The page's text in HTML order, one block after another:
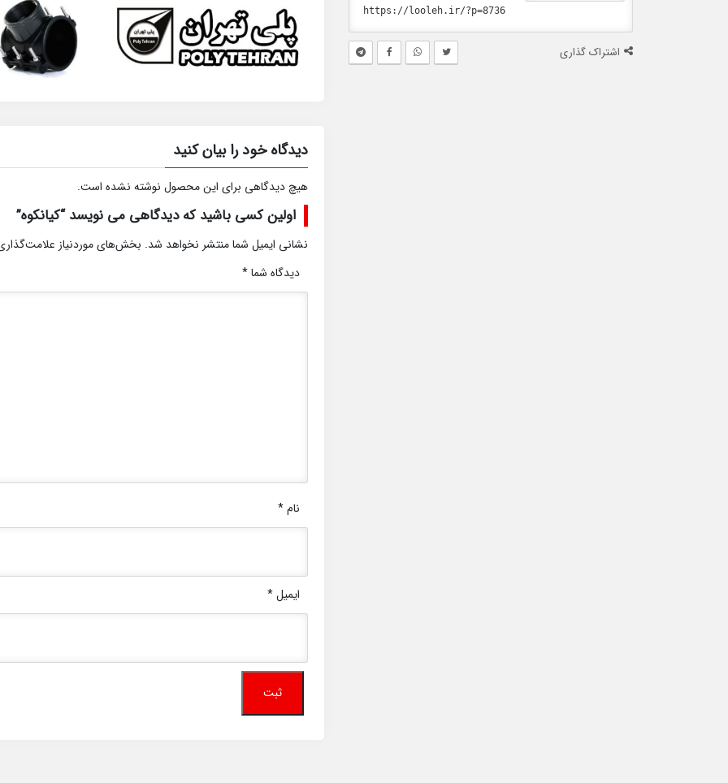
اشتراک گذاری
دیدگاه خود را بیان کنید
هیچ دیدگاهی برای این محصول نوشته نشده است.
اولین کسی باشید که دیدگاهی می نویسد “کیانکوه”
نشانی ایمیل شما منتشر نخواهد شد. بخش‌های موردنیاز
دیدگاه شما*
نام*
ایمیل*